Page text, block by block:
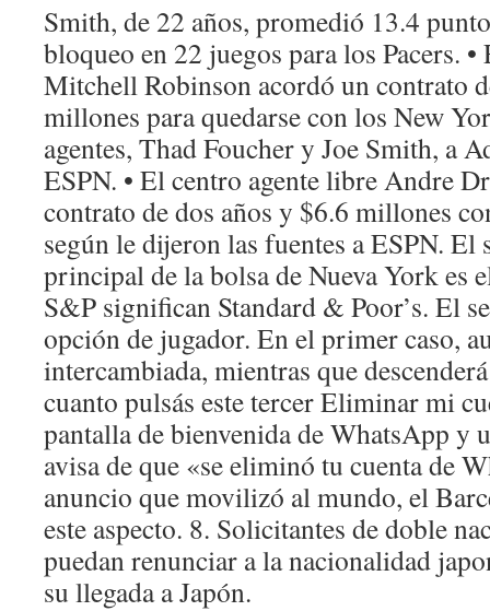
Smith, de 22 años, promedió 13.4
bloqueo en 22 juegos para los Pacers.
Mitchell Robinson acordó un contrato
millones para quedarse con los New
agentes, Thad Foucher y Joe Smith, a
ESPN. • El centro agente libre Andre
contrato de dos años y $6.6 millones
según le dijeron las fuentes a ESPN. El
principal de la bolsa de Nueva York es
S&P significan Standard & Poor’s. El
opción de jugador. En el primer caso,
intercambiada, mientras que
cuanto pulsás este tercer Eliminar mi
pantalla de bienvenida de WhatsApp y
avisa de que «se eliminó tu cuenta de
anuncio que movilizó al mundo, el
este aspecto. 8. Solicitantes de doble
puedan renunciar a la nacionalidad
su llegada a Japón.